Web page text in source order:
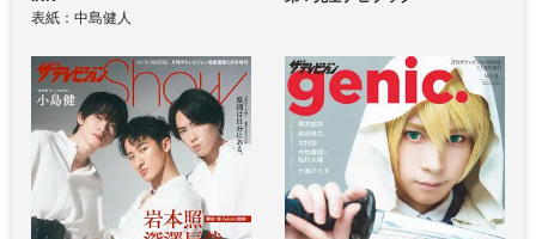
表紙：中島健人